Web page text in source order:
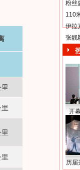
粉丝
110
伊拉
张靓
开
历届